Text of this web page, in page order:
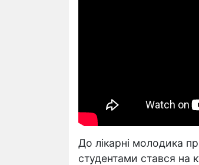
До лікарні молодика
студентами стався на